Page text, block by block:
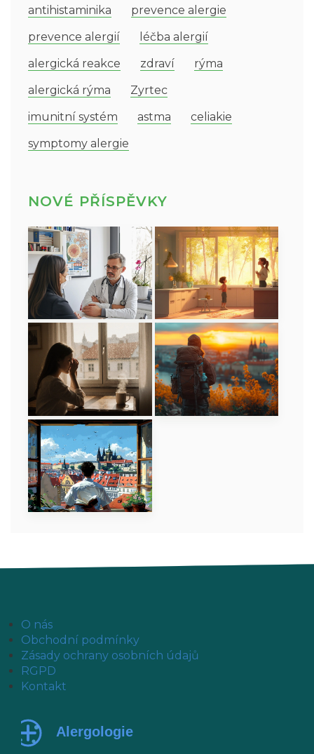
antihistaminika
prevence alergie
prevence alergií
léčba alergií
alergická reakce
zdraví
rýma
alergická rýma
Zyrtec
imunitní systém
astma
celiakie
symptomy alergie
NOVÉ PŘÍSPĚVKY
O nás
Obchodní podmínky
Zásady ochrany osobních údajů
RGPD
Kontakt